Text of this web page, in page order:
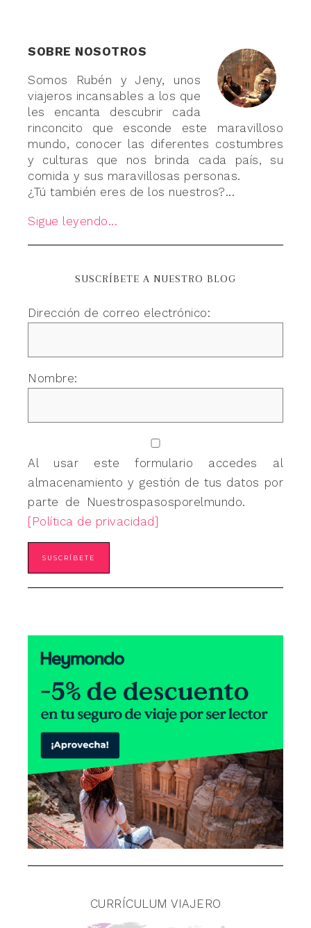
SOBRE NOSOTROS
Somos Rubén y Jeny, unos
viajeros incansables a los que
les encanta descubrir cada
rinconcito que esconde este maravilloso
mundo, conocer las diferentes costumbres
y culturas que nos brinda cada país, su
comida y sus maravillosas personas.
¿Tú también eres de los nuestros?...
Sigue leyendo...
SUSCRÍBETE A NUESTRO BLOG
Dirección de correo electrónico:
Nombre:
Al usar este formulario accedes al
almacenamiento y gestión de tus datos por
parte de Nuestrospasosporelmundo.
[Política de privacidad]
CURRÍCULUM VIAJERO